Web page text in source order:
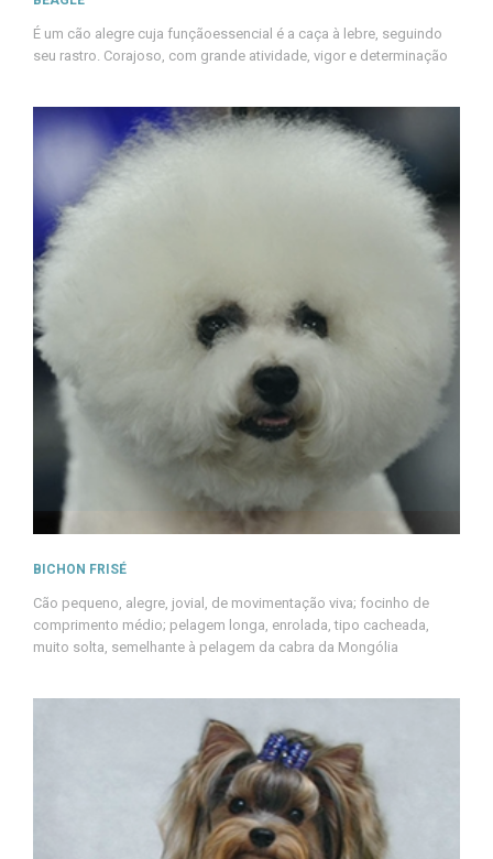
É um cão alegre cuja funçãoessencial é a caça à lebre, seguindo
seu rastro. Corajoso, com grande atividade, vigor e determinação
BICHON FRISÉ
Cão pequeno, alegre, jovial, de movimentação viva; focinho de
comprimento médio; pelagem longa, enrolada, tipo cacheada,
muito solta, semelhante à pelagem da cabra da Mongólia